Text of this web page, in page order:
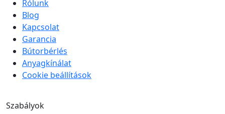
Rólunk
Blog
Kapcsolat
Garancia
Bútorbérlés
Anyagkínálat
Cookie beállítások
Szabályok